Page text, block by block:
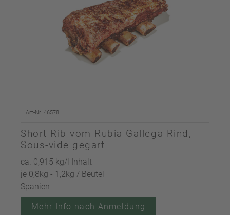
Art-Nr. 46578
Short Rib vom Rubia Gallega Rind,
Sous-vide gegart
ca. 0,915 kg/l Inhalt
je 0,8kg - 1,2kg / Beutel
Spanien
Mehr Info nach Anmeldung